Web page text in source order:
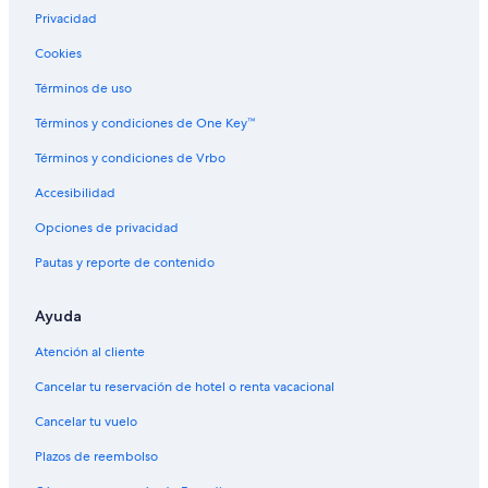
a
O
t
a
s
a
a
M
c
e
e
t
c
e
Privacidad
Cookies
Términos de uso
Términos y condiciones de One Key™
Términos y condiciones de Vrbo
Accesibilidad
Opciones de privacidad
Pautas y reporte de contenido
Ayuda
Atención al cliente
Cancelar tu reservación de hotel o renta vacacional
Cancelar tu vuelo
Plazos de reembolso